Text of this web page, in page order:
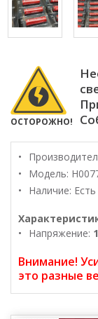
ОСТОРОЖНО!
Модель:
Наличие:
Напряжение:
Внимание!
это разные